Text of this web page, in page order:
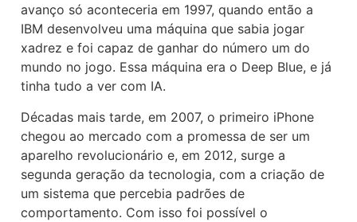
avanço só aconteceria em 1997, quando então a
IBM desenvolveu uma máquina que sabia jogar
xadrez e foi capaz de ganhar do número um do
mundo no jogo. Essa máquina era o Deep Blue, e já
tinha tudo a ver com IA.
Décadas mais tarde, em 2007, o primeiro iPhone
chegou ao mercado com a promessa de ser um
aparelho revolucionário e, em 2012, surge a
segunda geração da tecnologia, com a criação de
um sistema que percebia padrões de
comportamento. Com isso foi possível o